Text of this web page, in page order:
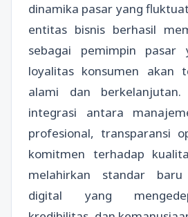
dinamika pasar yang
entitas bisnis berhasil
sebagai pemimpin pasar
loyalitas konsumen akan
alami dan berkelanjutan.
integrasi antara
profesional, transparansi
komitmen terhadap
melahirkan standar
digital yang